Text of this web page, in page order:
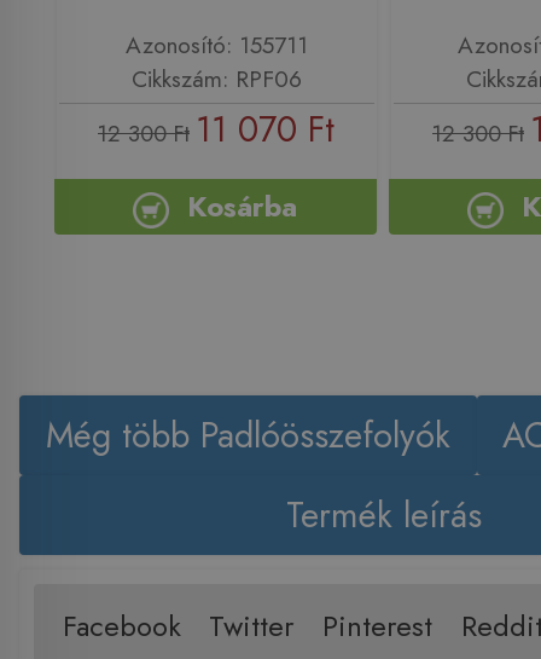
Azonosító: 155711
Cikkszám: RPF06
12 300 Ft 11 070 Ft
Kosárba
12 300 Ft
Még több Padlóösszefolyók
Termék leírás
Facebook Twitter Pinterest